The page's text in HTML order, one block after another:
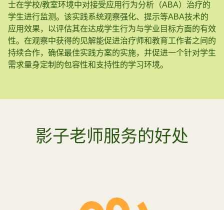
士在学校/教室环境中对接受应用行为分析（ABA）治疗的
学生进行监测。该实践系统观察强化、提示等ABA技术的
应用效果，以评估其在达成学生行为与学业目标方面的有效
性。在观察中获得的见解能促进治疗师和教育工作者之间的
持续合作，确保最佳实践方案的实施，并促进一个针对学生
需求量身定制的包容性和支持性的学习环境。
影子老师服务的好处